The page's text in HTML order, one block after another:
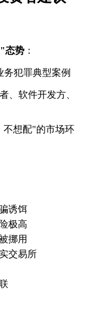
态势 ：
犯罪典型案例
、软件开发方、
不想配"的市场环
诱饵
极高
挪用
交易所